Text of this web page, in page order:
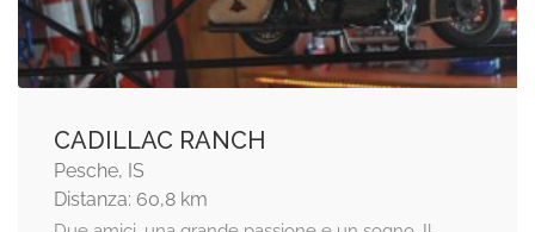
CADILLAC RANCH
Pesche, IS
Distanza: 60,8 km